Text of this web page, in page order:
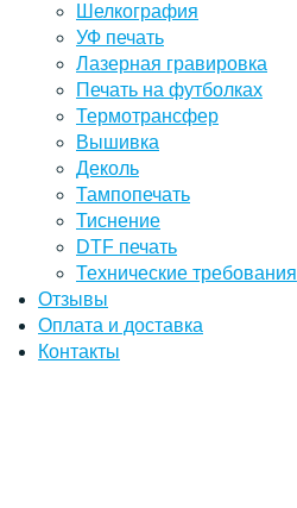
Шелкография
УФ печать
Лазерная гравировка
Печать на футболках
Термотрансфер
Вышивка
Деколь
Тампопечать
Тиснение
DTF печать
Технические требования
Отзывы
Оплата и доставка
Контакты